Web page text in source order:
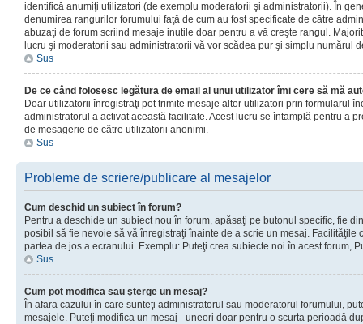
identifică anumiţi utilizatori (de exemplu moderatorii şi administratorii). În
denumirea rangurilor forumului faţă de cum au fost specificate de către
abuzaţi de forum scriind mesaje inutile doar pentru a vă creşte rangul.
lucru şi moderatorii sau administratorii vă vor scădea pur şi simplu numărul
Sus
De ce când folosesc legătura de email al unui utilizator îmi cere să mă
Doar utilizatorii înregistraţi pot trimite mesaje altor utilizatori prin formularul
administratorul a activat această facilitate. Acest lucru se întamplă pentru a
de mesagerie de către utilizatorii anonimi.
Sus
Probleme de scriere/publicare al mesajelor
Cum deschid un subiect în forum?
Pentru a deschide un subiect nou în forum, apăsaţi pe butonul specific, fie
posibil să fie nevoie să vă înregistraţi înainte de a scrie un mesaj. Facilităţile
partea de jos a ecranului. Exemplu: Puteţi crea subiecte noi în acest forum,
Sus
Cum pot modifica sau şterge un mesaj?
În afara cazului în care sunteţi administratorul sau moderatorul forumului,
mesajele. Puteţi modifica un mesaj - uneori doar pentru o scurta perioadă